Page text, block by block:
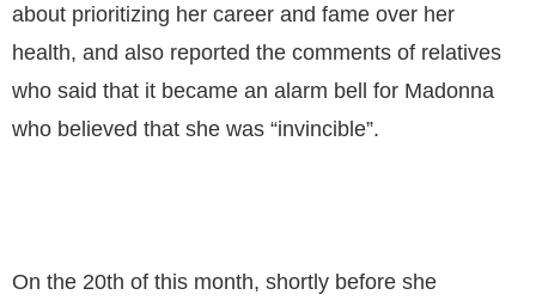
about prioritizing her career and fame over her
health, and also reported the comments of relatives
who said that it became an alarm bell for Madonna
who believed that she was “invincible”.
On the 20th of this month, shortly before she